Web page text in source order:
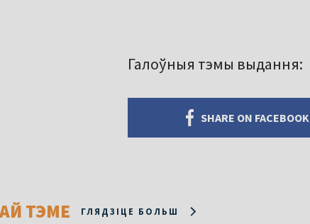
Галоўныя тэмы выдання:
SHARE ON FACEBOOK
ТЭМЕ ГЛЯДЗІЦЕ БОЛЬШ